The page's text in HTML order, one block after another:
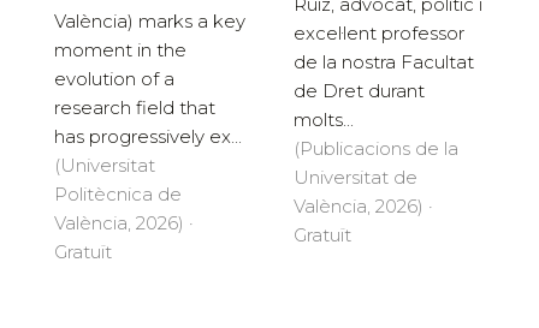
València) marks a key
moment in the
evolution of a
research field that
has progressively ex...
(Universitat
Politècnica de
València, 2026) ·
Gratuït
Ruiz, advocat, polític i
excel·lent professor
de la nostra Facultat
de Dret durant
molts...
(Publicacions de la
Universitat de
València, 2026) ·
Gratuït